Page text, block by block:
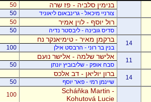
בנימין סלביה - פז שרה 50
צורניי מיכאל - גרינבאום ליאוניד
50
רול יוסף - לוין אמיר 50
סדיס גובינה - ליבסטר נדיה
50
14
ברקמן מאיר - טימיאנקר נח
בנין בר רוני - הרבסט אילן
100
11
אלישר שלמה - אלישר נועם
סבח אופק - שליבוביץ יונתן
50
14
ברון יוליאן - דב אלכס
שיינמן רמי - פאר יוסף
50
Scháňka Martin -
Kohutová Lucie
100